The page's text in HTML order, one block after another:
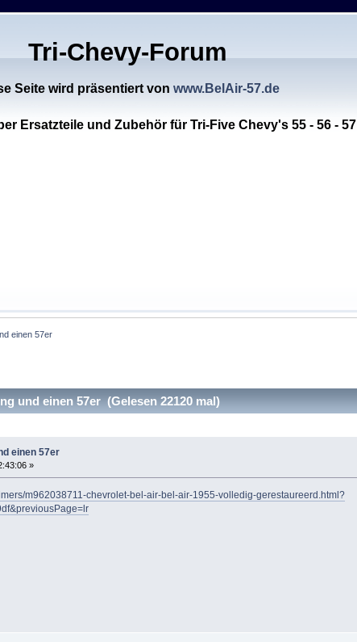
Tri-Chevy-Forum
Seite wird präsentiert von www.BelAir-57.de
Ersatzteile und Zubehör für Tri-Five Chevy's 55 - 56 - 57
einen 57er
und einen 57er (Gelesen 22120 mal)
einen 57er
»
m962038711-chevrolet-bel-air-bel-air-1955-volledig-gerestaureerd.html?